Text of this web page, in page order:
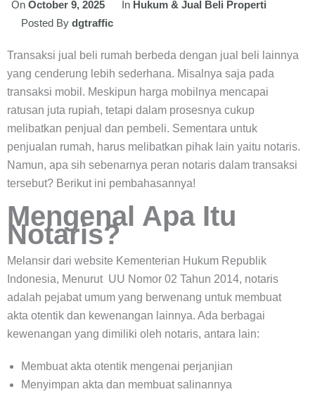
On October 9, 2025 In Hukum & Jual Beli Properti
Posted By dgtraffic
Transaksi jual beli rumah berbeda dengan jual beli lainnya
yang cenderung lebih sederhana. Misalnya saja pada
transaksi mobil. Meskipun harga mobilnya mencapai
ratusan juta rupiah, tetapi dalam prosesnya cukup
melibatkan penjual dan pembeli. Sementara untuk
penjualan rumah, harus melibatkan pihak lain yaitu notaris.
Namun, apa sih sebenarnya peran notaris dalam transaksi
tersebut? Berikut ini pembahasannya!
Mengenal Apa Itu
Notaris?
Melansir dari website Kementerian Hukum Republik
Indonesia, Menurut UU Nomor 02 Tahun 2014, notaris
adalah pejabat umum yang berwenang untuk membuat
akta otentik dan kewenangan lainnya. Ada berbagai
kewenangan yang dimiliki oleh notaris, antara lain:
Membuat akta otentik mengenai perjanjian
Menyimpan akta dan membuat salinannya